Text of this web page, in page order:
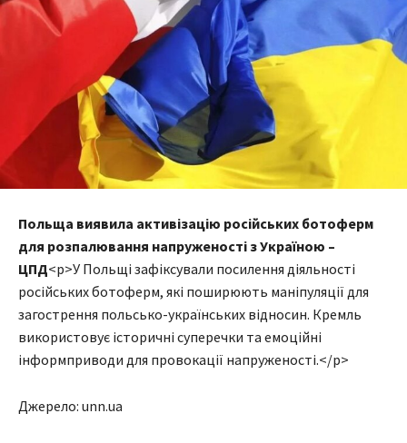
Польща виявила активізацію російських ботоферм
для розпалювання напруженості з Україною –
ЦПД<p>У Польщі зафіксували посилення діяльності
російських ботоферм, які поширюють маніпуляції для
загострення польсько-українських відносин. Кремль
використовує історичні суперечки та емоційні
інформприводи для провокації напруженості.</p>
Джерело: unn.ua